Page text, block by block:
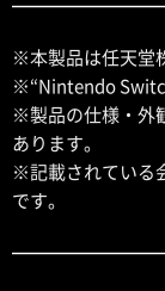
※本製品は任天堂
※“Nintendo
※製品の仕様・外
あります。
※記載されている
です。